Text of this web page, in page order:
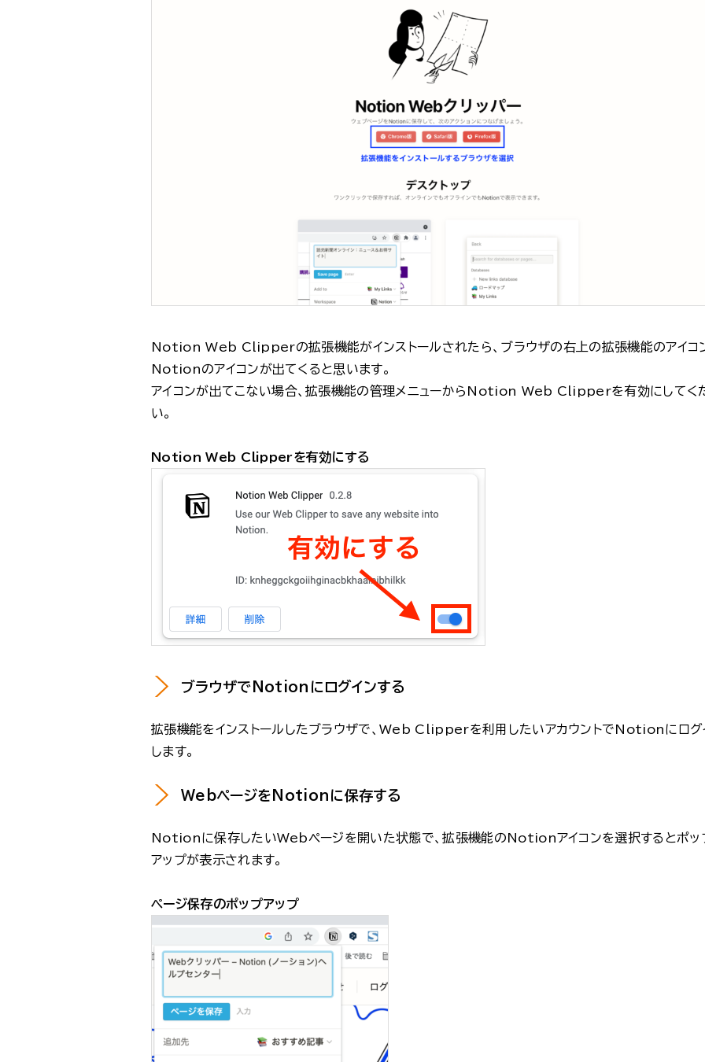
Notion Web Clipperの拡張機能がインストールされたら、ブラウザの右上の拡張機能のアイコ
Notionのアイコンが出てくると思います。
アイコンが出てこない場合、拡張機能の管理メニューからNotion Web Clipperを有効にしてく
い。
Notion Web Clipperを有効にする
ブラウザでNotionにログインする
拡張機能をインストールしたブラウザで、Web Clipperを利用したいアカウントでNotionにログ
します。
WebページをNotionに保存する
Notionに保存したいWebページを開いた状態で、拡張機能のNotionアイコンを選択するとポッ
アップが表示されます。
ページ保存のポップアップ